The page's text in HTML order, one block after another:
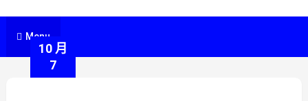
Menu
10 月
7